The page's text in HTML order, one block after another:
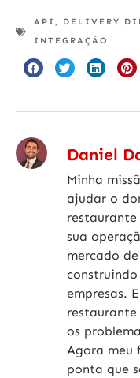
API , DELIVERY
INTEGRAÇÃO
Daniel
Minha
ajudar o
sua
mercado
empresas.
os
Agora meu
ponta que